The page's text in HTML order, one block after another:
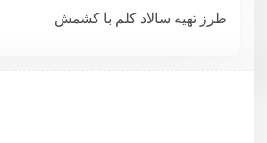
طرز تهیه سالاد کلم با کشمش